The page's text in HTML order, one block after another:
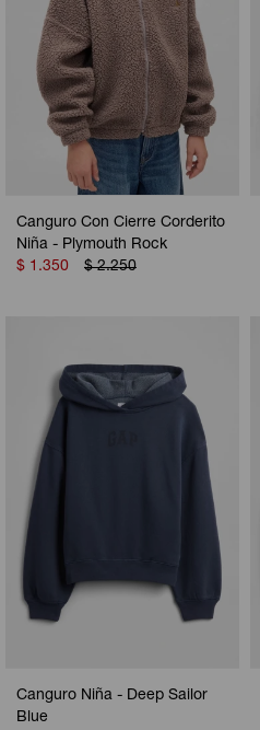
Canguro Con Cierre Corderito
Niña - Plymouth Rock
$ 1.350 $ 2.250
Canguro Niña - Deep Sailor
Blue